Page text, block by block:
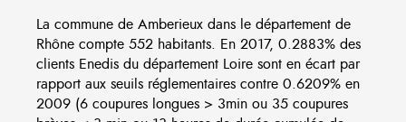
La commune de Amberieux dans le département de
Rhône compte 552 habitants. En 2017, 0.2883% des
clients Enedis du département Loire sont en écart par
rapport aux seuils réglementaires contre 0.6209% en
2009 (6 coupures longues > 3min ou 35 coupures